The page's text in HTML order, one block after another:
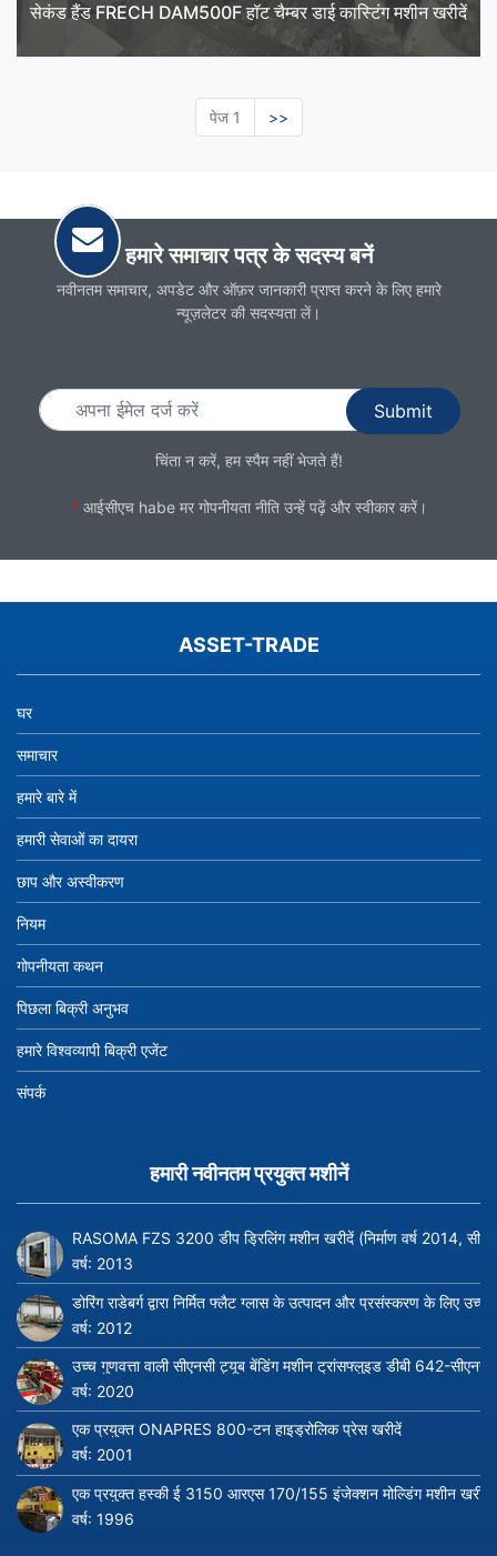
सेकंड हैंड FRECH DAM500F हॉट चैम्बर डाई कास्टिंग मशीन खरीदें
पेज 1
अगले
पेज
>>
हमारे समाचार पत्र के सदस्य बनें
नवीनतम समाचार, अपडेट और ऑफ़र जानकारी प्राप्त करने के लिए हमारे
न्यूज़लेटर की सदस्यता लें।
चिंता न करें, हम स्पैम नहीं भेजते हैं!
* आईसीएच habe मर गोपनीयता नीतिउन्हें पढ़ें और स्वीकार करें।
ASSET-TRADE
घर
समाचार
हमारे बारे में
हमारी सेवाओं का दायरा
छाप और अस्वीकरण
नियम
गोपनीयता कथन
पिछला बिक्री अनुभव
हमारे विश्वव्यापी बिक्री एजेंट
संपर्क
हमारी नवीनतम प्रयुक्त मशीनें
RASOMA FZS 3200 डीप ड्रिलिंग मशीन खरीदें (निर्माण वर्ष 2014,
वर्ष: 2013
डोरिंग राडेबर्ग द्वारा निर्मित फ्लैट ग्लास के उत्पादन और प्रसंस्करण के लिए
वर्ष: 2012
उच्च गुणवत्ता वाली सीएनसी ट्यूब बेंडिंग मशीन ट्रांसफ्लुइड डीबी 642-
वर्ष: 2020
एक प्रयुक्त ONAPRES 800-टन हाइड्रोलिक प्रेस खरीदें
वर्ष: 2001
एक प्रयुक्त हस्की ई 3150 आरएस 170/155 इंजेक्शन मोल्डिंग मशीन खरीदें
वर्ष: 1996